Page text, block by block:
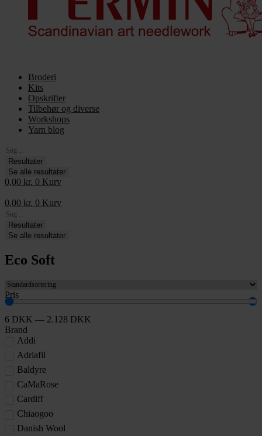
Broderi
Kits
Opskrifter
Tilbehør og diverse
Workshops
Yarn blog
Search
...Resultater
Se alle resultater
0,00 kr. 0 Kurv
0,00 kr. 0 Kurv
Search
...Resultater
Se alle resultater
Eco Soft
Pris
6 DKK — 2.128 DKK
Brand
Addi
Adriafil
Baldyre
CaMaRose
Cardiff
Chiaogoo
Danish Wool